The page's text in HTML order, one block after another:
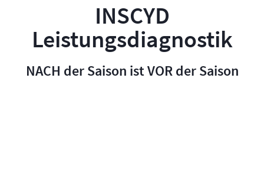
INSCYD
Leistungsdiagnostik
NACH der Saison ist VOR der Saison